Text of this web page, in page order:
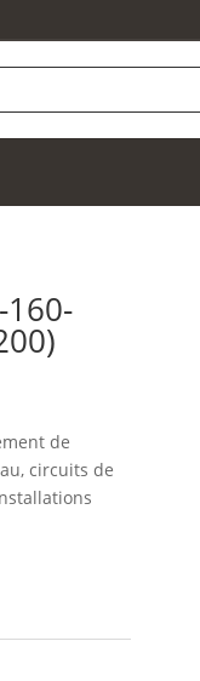
160-
de
circuits de